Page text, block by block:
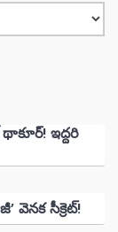
ఇద్దరి
వెనక సీక్రెట్!